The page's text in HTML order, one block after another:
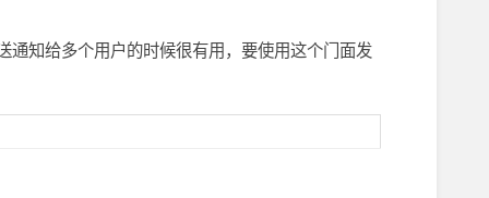
通知给多个用户的时候很有用，要使用这个门面发